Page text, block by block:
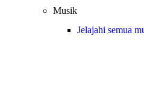
Musik
Jelajahi semua